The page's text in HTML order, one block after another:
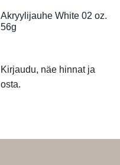
Akryylijauhe White 02 oz.
56g
Kirjaudu, näe hinnat ja
osta.